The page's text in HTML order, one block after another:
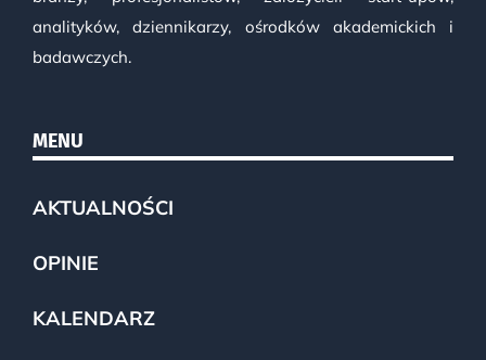
analityków, dziennikarzy, ośrodków akademickich i
badawczych.
MENU
AKTUALNOŚCI
OPINIE
KALENDARZ